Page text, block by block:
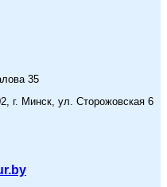
35
г. Минск, ул. Сторожовская 6